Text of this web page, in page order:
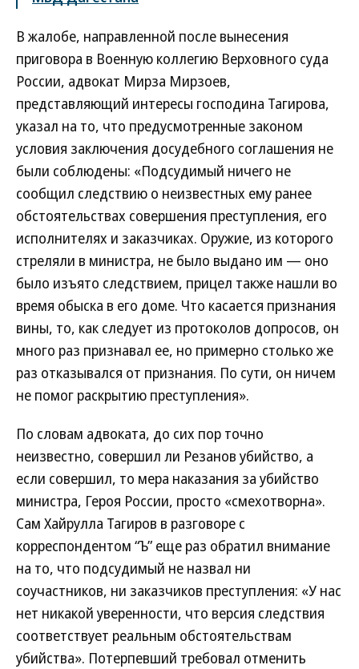
В жалобе, направленной после вынесения
приговора в Военную коллегию Верховного суда
России, адвокат Мирза Мирзоев,
представляющий интересы господина Тагирова,
указал на то, что предусмотренные законом
условия заключения досудебного соглашения не
были соблюдены: «Подсудимый ничего не
сообщил следствию о неизвестных ему ранее
обстоятельствах совершения преступления, его
исполнителях и заказчиках. Оружие, из которого
стреляли в министра, не было выдано им — оно
было изъято следствием, прицел также нашли во
время обыска в его доме. Что касается признания
вины, то, как следует из протоколов допросов, он
много раз признавал ее, но примерно столько же
раз отказывался от признания. По сути, он ничем
не помог раскрытию преступления».
По словам адвоката, до сих пор точно
неизвестно, совершил ли Резанов убийство, а
если совершил, то мера наказания за убийство
министра, Героя России, просто «смехотворна».
Сам Хайрулла Тагиров в разговоре с
корреспондентом “Ъ” еще раз обратил внимание
на то, что подсудимый не назвал ни
соучастников, ни заказчиков преступления: «У нас
нет никакой уверенности, что версия следствия
соответствует реальным обстоятельствам
убийства». Потерпевший требовал отменить